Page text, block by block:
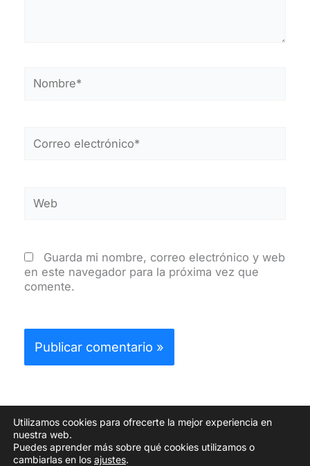
electrónico*
Guarda mi nombre, correo electrónico y web
en este navegador para la próxima vez que
comente.
Utilizamos cookies para ofrecerte la mejor experiencia en
nuestra web.
Puedes aprender más sobre qué cookies utilizamos o
cambiarlas en los ajustes.